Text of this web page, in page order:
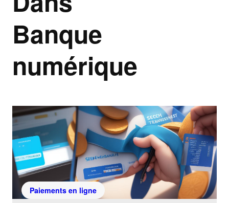
Banque
numérique
Paiements en ligne